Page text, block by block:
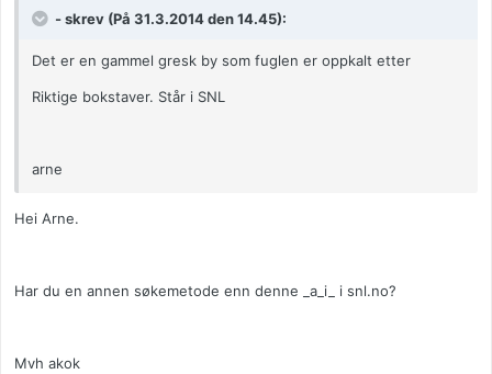
- skrev (På 31.3.2014 den 14.45):
Det er en gammel gresk by som fuglen er oppkalt etter
Riktige bokstaver. Står i SNL
arne
Hei Arne.
Har du en annen søkemetode enn denne _a_i_ i snl.no?
Mvh akok